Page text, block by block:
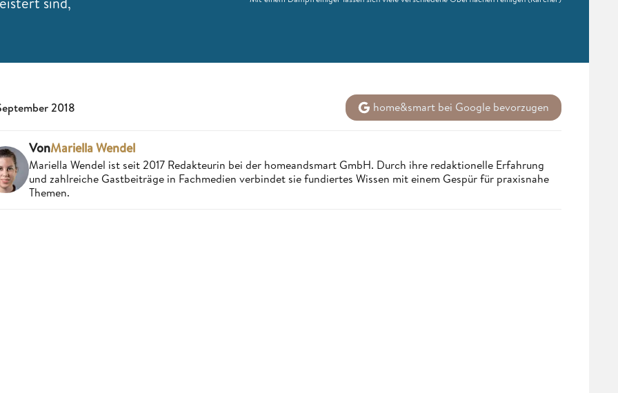
2018 home&smart bei Google bevorzugen
VonMariella Wendel
Mariella Wendel ist seit 2017 Redakteurin bei der homeandsmart GmbH. Durch ihre redaktionelle Erfahrung
und zahlreiche Gastbeiträge in Fachmedien verbindet sie fundiertes Wissen mit einem Gespür für praxisnahe
Themen.